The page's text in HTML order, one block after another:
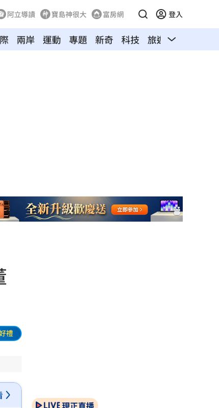
阿立導讀 寶島神很大 富房網 登入
兩岸 運動 專題 新奇 科技 旅遊 汽車
禮
現正直播